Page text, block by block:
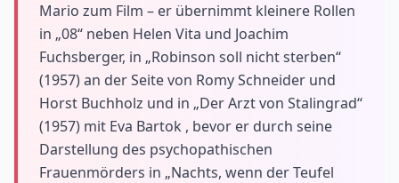
Mario zum Film – er übernimmt kleinere Rollen
in „08“ neben Helen Vita und Joachim
Fuchsberger, in „Robinson soll nicht sterben“
(1957) an der Seite von Romy Schneider und
Horst Buchholz und in „Der Arzt von Stalingrad“
(1957) mit Eva Bartok , bevor er durch seine
Darstellung des psychopathischen
Frauenmörders in „Nachts, wenn der Teufel